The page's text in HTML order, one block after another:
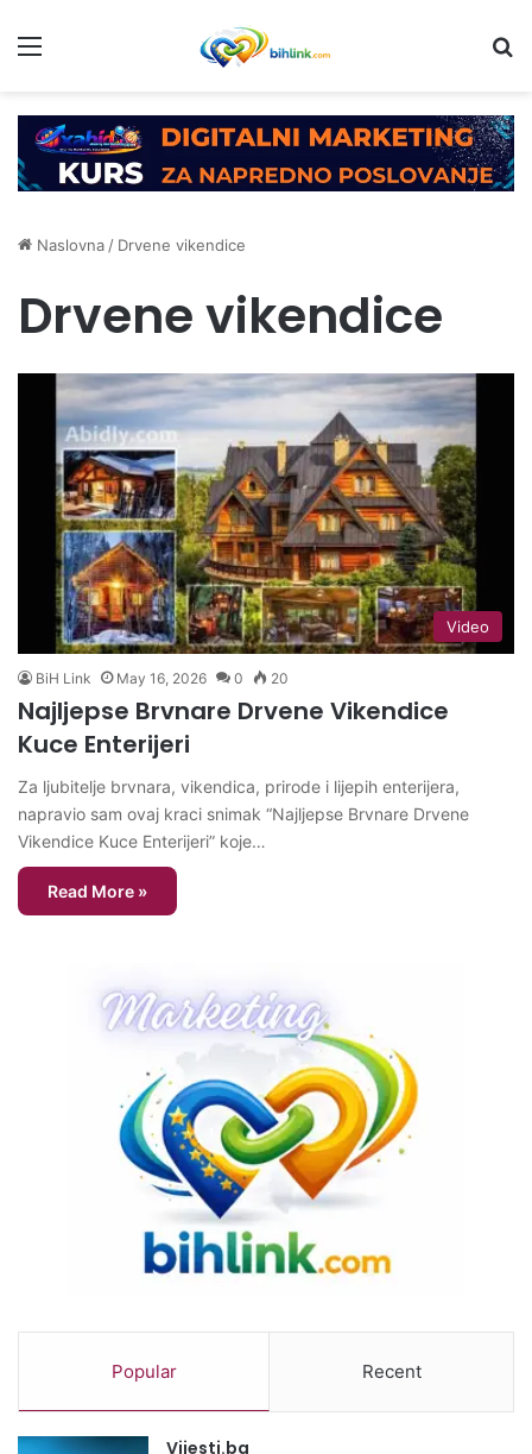
Menu
Naslovna/ Drvene vikendice
Drvene vikendice
Video
BiH Link May 16, 2026 0 20
Najljepse Brvnare Drvene Vikendice
Kuce Enterijeri
Za ljubitelje brvnara, vikendica, prirode i lijepih enterijera,
napravio sam ovaj kraci snimak “Najljepse Brvnare Drvene
Vikendice Kuce Enterijeri” koje…
Read More »
Popular Recent
Vijesti.ba